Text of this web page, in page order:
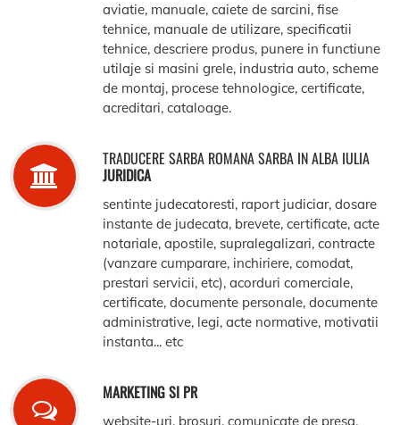
aviatie, manuale, caiete de sarcini, fise
tehnice, manuale de utilizare, specificatii
tehnice, descriere produs, punere in functiune
utilaje si masini grele, industria auto, scheme
de montaj, procese tehnologice, certificate,
acreditari, cataloage.
TRADUCERE SARBA ROMANA SARBA IN ALBA IULIA
JURIDICA
sentinte judecatoresti, raport judiciar, dosare
instante de judecata, brevete, certificate, acte
notariale, apostile, supralegalizari, contracte
(vanzare cumparare, inchiriere, comodat,
prestari servicii, etc), acorduri comerciale,
certificate, documente personale, documente
administrative, legi, acte normative, motivatii
instanta... etc
MARKETING SI PR
website-uri, brosuri, comunicate de presa,